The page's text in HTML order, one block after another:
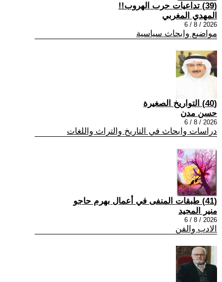
(39) تداعيات حرب الهروب!!
المهدي المغربي
2026 / 8 / 6
مواضيع وابحاث سياسية
(40) التواريخ الصغيرة
حسن مدن
2026 / 8 / 6
دراسات وابحاث في التاريخ والتراث واللغات
(41) طبقات المنفى في أعمال بهرم حاجو
منير المجيد
2026 / 8 / 6
الادب والفن